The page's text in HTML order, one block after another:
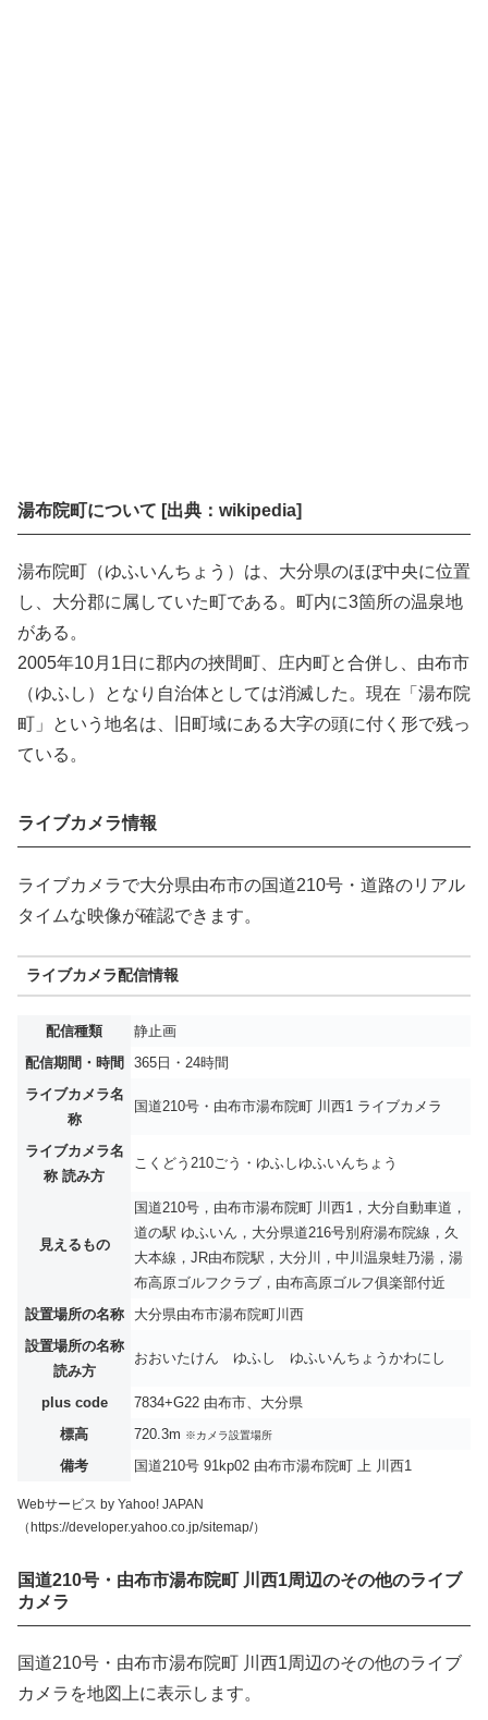
湯布院町について [出典：wikipedia]
湯布院町（ゆふいんちょう）は、大分県のほぼ中央に位置
し、大分郡に属していた町である。町内に3箇所の温泉地
がある。
2005年10月1日に郡内の挾間町、庄内町と合併し、由布市
（ゆふし）となり自治体としては消滅した。現在「湯布院
町」という地名は、旧町域にある大字の頭に付く形で残っ
ている。
ライブカメラ情報
ライブカメラで大分県由布市の国道210号・道路のリアル
タイムな映像が確認できます。
ライブカメラ配信情報
配信種類
静止画
配信期間・時間
365日・24時間
ライブカメラ名
称
国道210号・由布市湯布院町 川西1 ライブカメラ
ライブカメラ名
称 読み方
こくどう210ごう・ゆふしゆふいんちょう
見えるもの
国道210号，由布市湯布院町 川西1，大分自動車道，
道の駅 ゆふいん，大分県道216号別府湯布院線，久
大本線，JR由布院駅，大分川，中川温泉蛙乃湯，湯
布高原ゴルフクラブ，由布高原ゴルフ俱楽部付近
設置場所の名称
大分県由布市湯布院町川西
設置場所の名称
読み方
おおいたけん ゆふし ゆふいんちょうかわにし
plus code
7834+G22 由布市、大分県
標高
720.3m ※カメラ設置場所
備考 国道210号 91kp02 由布市湯布院町 上 川西1
Webサービス by Yahoo! JAPAN
（https://developer.yahoo.co.jp/sitemap/）
国道210号・由布市湯布院町 川西1周辺のその他のライブ
カメラ
国道210号・由布市湯布院町 川西1周辺のその他のライブ
カメラを地図上に表示します。